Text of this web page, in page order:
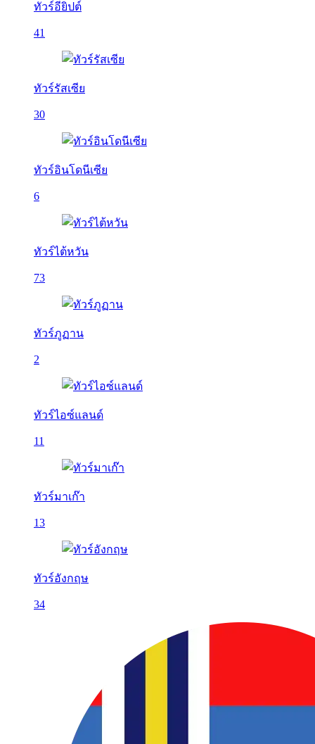
ทัวร์อียิปต์
41
ทัวร์รัสเซีย
30
ทัวร์อินโดนีเซีย
6
ทัวร์ไต้หวัน
73
ทัวร์ภูฏาน
2
ทัวร์ไอซ์แลนด์
11
ทัวร์มาเก๊า
13
ทัวร์อังกฤษ
34